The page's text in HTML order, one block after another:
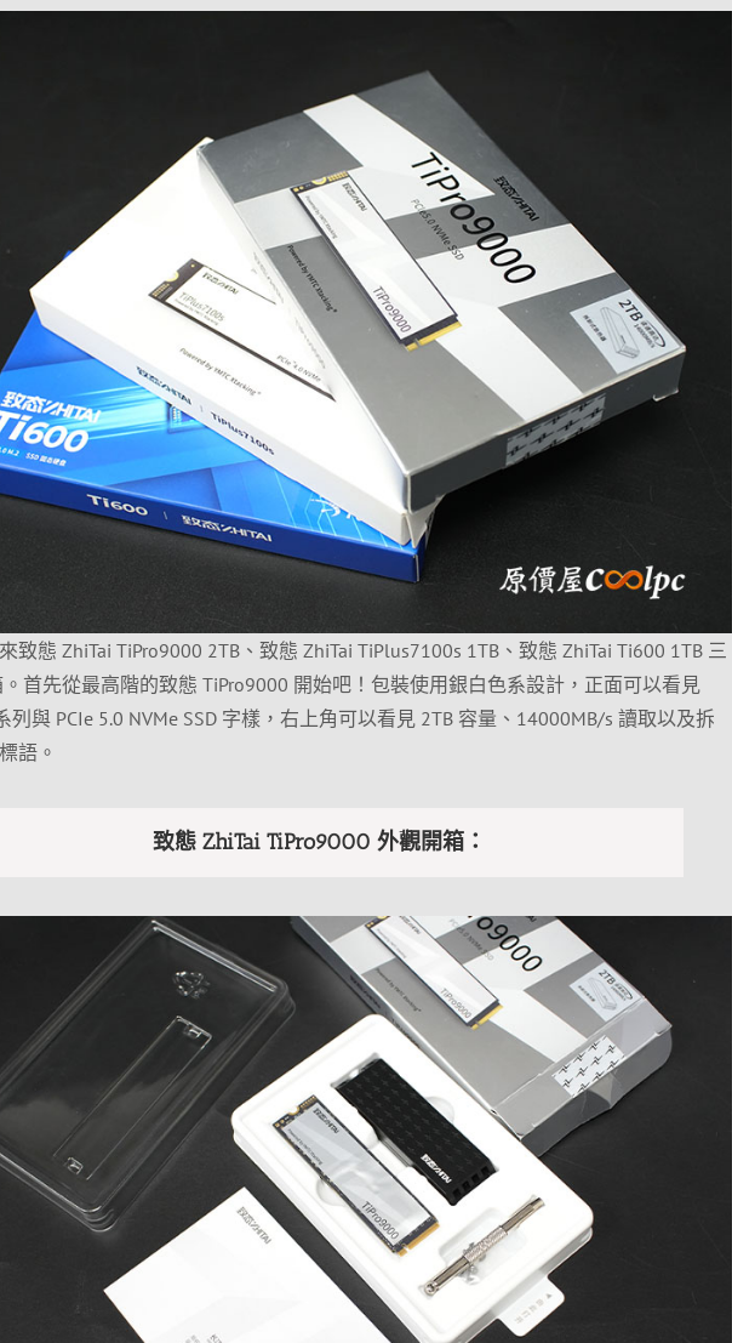
致態 ZhiTai TiPro9000 2TB、致態 ZhiTai TiPlus7100s 1TB、致態 ZhiTai Ti600 1TB 三
。首先從最高階的致態 TiPro9000 開始吧！包裝使用銀白色系設計，正面可以看見
列與 PCIe 5.0 NVMe SSD 字樣，右上角可以看見 2TB 容量、14000MB/s 讀取以及拆
語。
致態 ZhiTai TiPro9000 外觀開箱：